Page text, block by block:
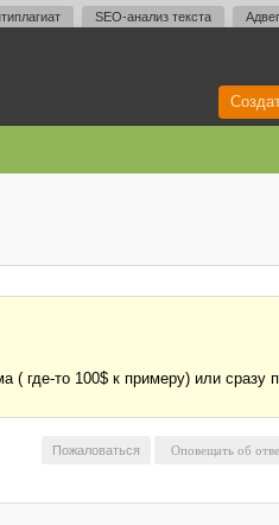
SEO-анализ текста
( где-то 100$ к примеру) или сразу
Пожаловаться